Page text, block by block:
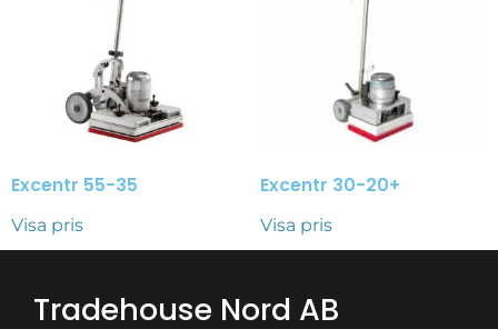
Excentr 55-35
Visa pris
Excentr 30-20+
Visa pris
Tradehouse Nord AB